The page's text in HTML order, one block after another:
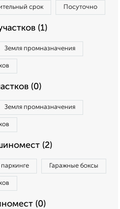
срок Посуточно
(1)
Земля промназначения
(0)
Земля промназначения
(2)
Гаражные боксы
(0)